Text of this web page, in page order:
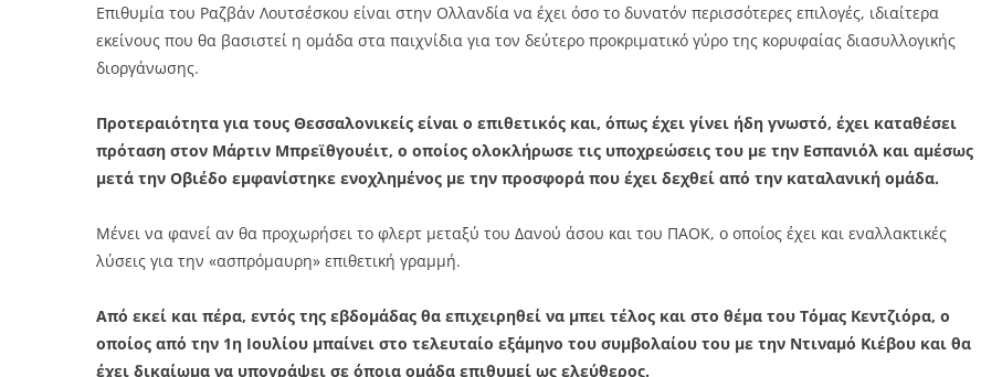
Επιθυμία του Ραζβάν Λουτσέσκου είναι στην Ολλανδία να έχει όσο το δυνατόν περισσότερες επιλογές, ιδιαίτερα
εκείνους που θα βασιστεί η ομάδα στα παιχνίδια για τον δεύτερο προκριματικό γύρο της κορυφαίας διασυλλογικής
διοργάνωσης.
Προτεραιότητα για τους Θεσσαλονικείς είναι ο επιθετικός και, όπως έχει γίνει ήδη γνωστό, έχει καταθέσει
πρόταση στον Μάρτιν Μπρεϊθγουέιτ, ο οποίος ολοκλήρωσε τις υποχρεώσεις του με την Εσπανιόλ και αμέσως
μετά την Οβιέδο εμφανίστηκε ενοχλημένος με την προσφορά που έχει δεχθεί από την καταλανική ομάδα.
Μένει να φανεί αν θα προχωρήσει το φλερτ μεταξύ του Δανού άσου και του ΠΑΟΚ, ο οποίος έχει και εναλλακτικές
λύσεις για την «ασπρόμαυρη» επιθετική γραμμή.
Από εκεί και πέρα, εντός της εβδομάδας θα επιχειρηθεί να μπει τέλος και στο θέμα του Τόμας Κεντζιόρα, ο
οποίος από την 1η Ιουλίου μπαίνει στο τελευταίο εξάμηνο του συμβολαίου του με την Ντιναμό Κιέβου και θα
έχει δικαίωμα να υπογράψει σε όποια ομάδα επιθυμεί ως ελεύθερος.